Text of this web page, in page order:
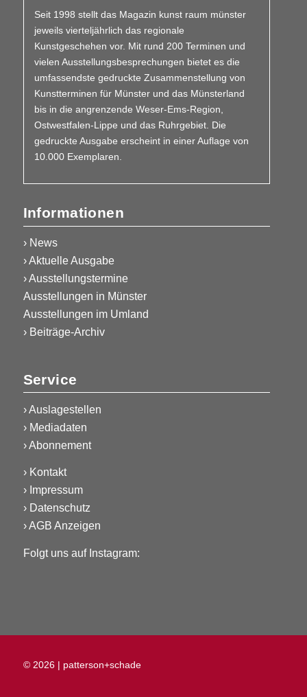
Seit 1998 stellt das Magazin kunst raum münster
jeweils vierteljährlich das regionale
Kunstgeschehen vor. Mit rund 200 Terminen und
vielen Aus­­stellungs­besprechungen bietet es die
umfassendste gedruckte Zusammen­stellung von
Kunstterminen für Münster und das Münsterland
bis in die angrenzende Weser-Ems-Region,
Ostwestfalen-Lippe und das Ruhrgebiet. Die
gedruckte Ausgabe erscheint in einer Auflage von
10.000 Exemplaren.
Informationen
› News
› Aktuelle Ausgabe
› Ausstellungstermine
Ausstellungen in Münster
Ausstellungen im Umland
› Beiträge-Archiv
Service
›Auslagestellen
› Mediadaten
›Abonnement
› Kontakt
› Impressum
› Datenschutz
›AGB Anzeigen
Folgt uns auf Instagram:
© 2026 | patterson+schade